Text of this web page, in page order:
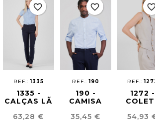
REF.:1335
1335 -
CALÇAS LÃ
MULHER
Preço
63,28 €
favorite_border
REF.:190
190 -
CAMISA
MIL RAIAS
Preço
35,45 €
favorite_border
REF.:
1272 -
Preço
54,93